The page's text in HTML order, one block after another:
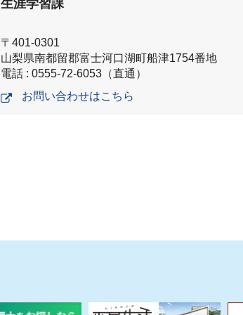
生涯学習課
〒401-0301
山梨県南都留郡富士河口湖町船津1754番地
電話 : 0555-72-6053（直通）
お問い合わせはこちら